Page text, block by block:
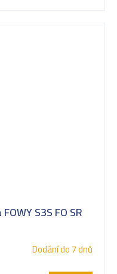
S3S FO SR
Dodání do 7 dnů